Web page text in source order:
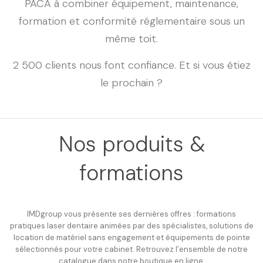
PACA à combiner équipement, maintenance,
formation et conformité réglementaire sous un
même toit.
2 500 clients nous font confiance. Et si vous étiez
le prochain ?
Nos produits &
formations
IMDgroup vous présente ses dernières offres : formations
pratiques laser dentaire animées par des spécialistes, solutions de
location de matériel sans engagement et équipements de pointe
sélectionnés pour votre cabinet. Retrouvez l’ensemble de notre